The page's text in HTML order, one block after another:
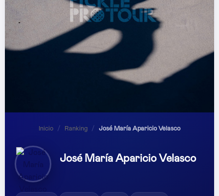
Inicio / Ranking / José María Aparicio Velasco
José María Aparicio Velasco